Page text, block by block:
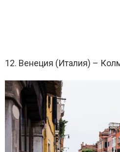
12. Венеция (Италия) –